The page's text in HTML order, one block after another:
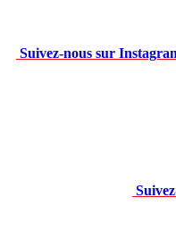
Suivez-nous sur